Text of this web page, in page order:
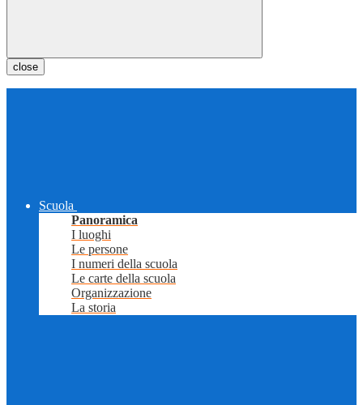
close
Scuola
Panoramica
I luoghi
Le persone
I numeri della scuola
Le carte della scuola
Organizzazione
La storia